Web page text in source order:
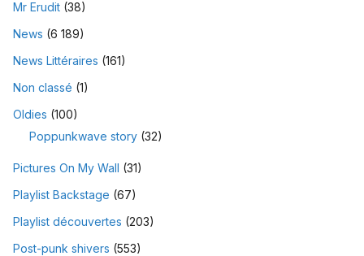
Mr Erudit (38)
News (6 189)
News Littéraires (161)
Non classé (1)
Oldies (100)
Poppunkwave story (32)
Pictures On My Wall (31)
Playlist Backstage (67)
Playlist découvertes (203)
Post-punk shivers (553)